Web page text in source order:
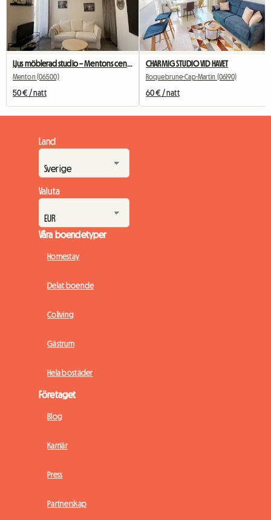
Ljus möblerad studio – Mentons centrum – Gångavstånd till tågstation och strand
Menton (06500)
50 € / natt
CHARMIG STUDIO VID HAVET
Roquebrune-Cap-Martin (06190)
60 € / natt
Land
Valuta
Våra boendetyper
Homestay
Delat boende
Coliving
Gästrum
Hela bostäder
Företaget
Blog
Karriär
Press
Partnerskap